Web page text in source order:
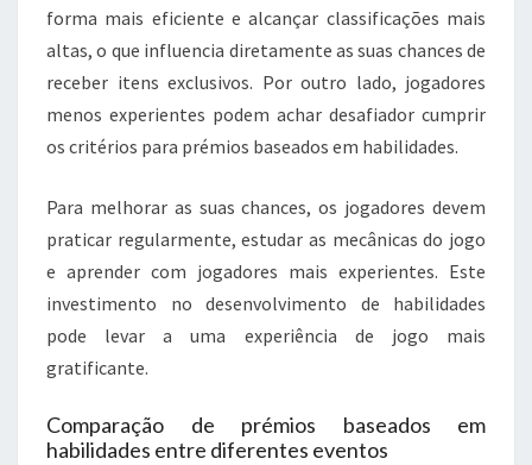
forma mais eficiente e alcançar classificações mais
altas, o que influencia diretamente as suas chances de
receber itens exclusivos. Por outro lado, jogadores
menos experientes podem achar desafiador cumprir
os critérios para prémios baseados em habilidades.
Para melhorar as suas chances, os jogadores devem
praticar regularmente, estudar as mecânicas do jogo
e aprender com jogadores mais experientes. Este
investimento no desenvolvimento de habilidades
pode levar a uma experiência de jogo mais
gratificante.
Comparação de prémios baseados em
habilidades entre diferentes eventos